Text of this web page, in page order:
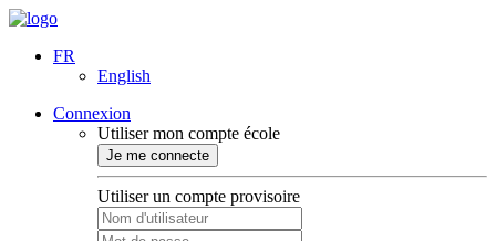
FR
English
Connexion
Utiliser mon compte école
Je me connecte
Utiliser un compte provisoire